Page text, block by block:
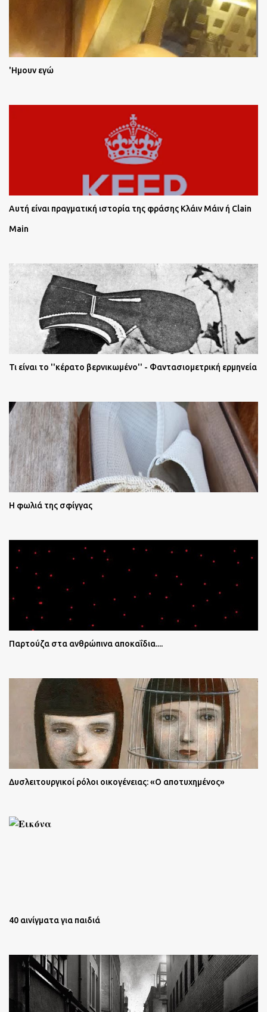
'Ημουν εγώ
Αυτή είναι πραγματική ιστορία της φράσης Κλάιν Μάιν ή Clain
Main
Τι είναι το ''κέρατο βερνικωμένο'' - Φαντασιομετρική ερμηνεία
Η φωλιά της σφίγγας
Παρτούζα στα ανθρώπινα αποκαΐδια....
Δυσλειτουργικοί ρόλοι οικογένειας: «Ο αποτυχημένος»
40 αινίγματα για παιδιά